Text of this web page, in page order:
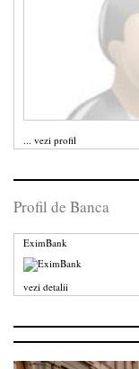
... vezi profil
Profil de Banca
EximBank
vezi detalii